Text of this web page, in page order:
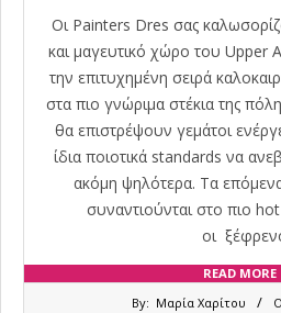
Οι Painters Dres σας
και μαγευτικό χώρο του
την επιτυχημένη σειρά
στα πιο γνώριμα στέκια της
θα επιστρέψουν γεμάτοι
ίδια ποιοτικά standards να
ακόμη ψηλότερα. Τα
συναντιούνται στο πιο
οι
READ
By: Μαρία Χαρίτου